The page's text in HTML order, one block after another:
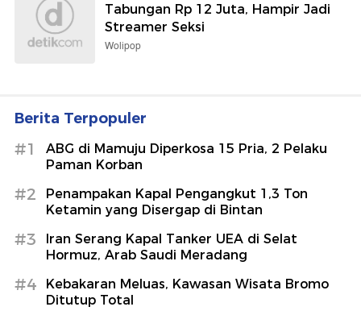
Tabungan Rp 12 Juta, Hampir Jadi
Streamer Seksi
Wolipop
Berita Terpopuler
#1
ABG di Mamuju Diperkosa 15 Pria, 2 Pelaku
Paman Korban
#2
Penampakan Kapal Pengangkut 1,3 Ton
Ketamin yang Disergap di Bintan
#3
Iran Serang Kapal Tanker UEA di Selat
Hormuz, Arab Saudi Meradang
#4
Kebakaran Meluas, Kawasan Wisata Bromo
Ditutup Total